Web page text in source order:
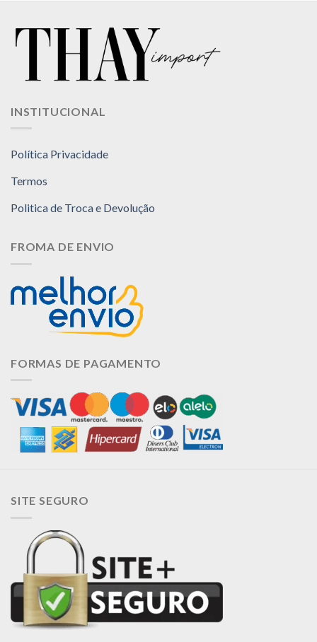
INSTITUCIONAL
Política Privacidade
Termos
Politica de Troca e Devolução
FROMA DE ENVIO
FORMAS DE PAGAMENTO
SITE SEGURO